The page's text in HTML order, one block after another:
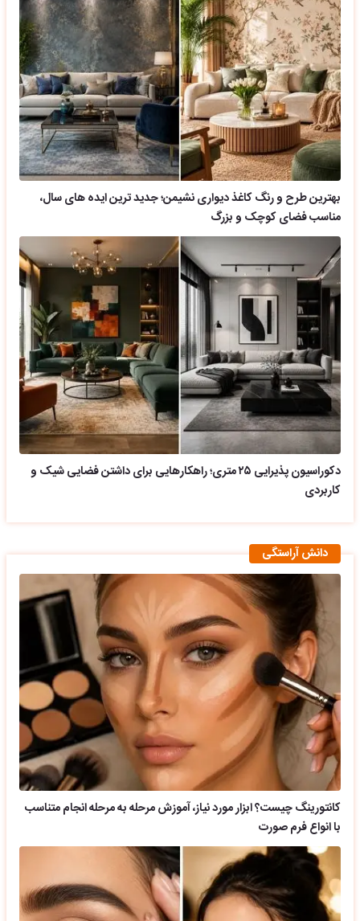
بهترین طرح و رنگ کاغذ دیواری نشیمن؛ جدید ترین ایده های سال،
مناسب فضای کوچک و بزرگ
دکوراسیون پذیرایی ۲۵ متری؛ راهکارهایی برای داشتن فضایی شیک و
کاربردی
دانش آراستگی
کانتورینگ چیست؟ ابزار مورد نیاز، آموزش مرحله به مرحله انجام متناسب
با انواع فرم صورت